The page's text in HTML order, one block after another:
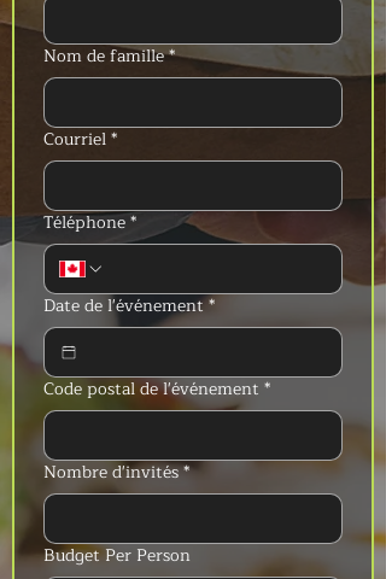
Nom de famille*
Courriel*
Téléphone*
Date de l'événement*
Code postal de l'événement *
Nombre d'invités*
Budget Per Person